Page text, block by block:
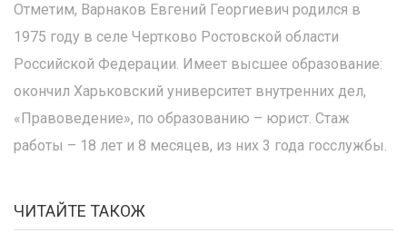
Отметим, Варнаков Евгений Георгиевич родился в
1975 году в селе Чертково Ростовской области
Российской Федерации. Имеет высшее образование:
окончил Харьковский университет внутренних дел,
«Правоведение», по образованию – юрист. Стаж
работы – 18 лет и 8 месяцев, из них 3 года госслужбы.
ЧИТАЙТЕ ТАКОЖ